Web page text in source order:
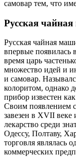
самовар тем, что
Русская
Русская чайная
впервые появилась
время царь
множество идей и
и самовар.
колоритом, однако
прибор известен
Своим появлением
завезен в XVII веке
лекарство среди
Одессу, Полтаву,
торговля
коммерческих